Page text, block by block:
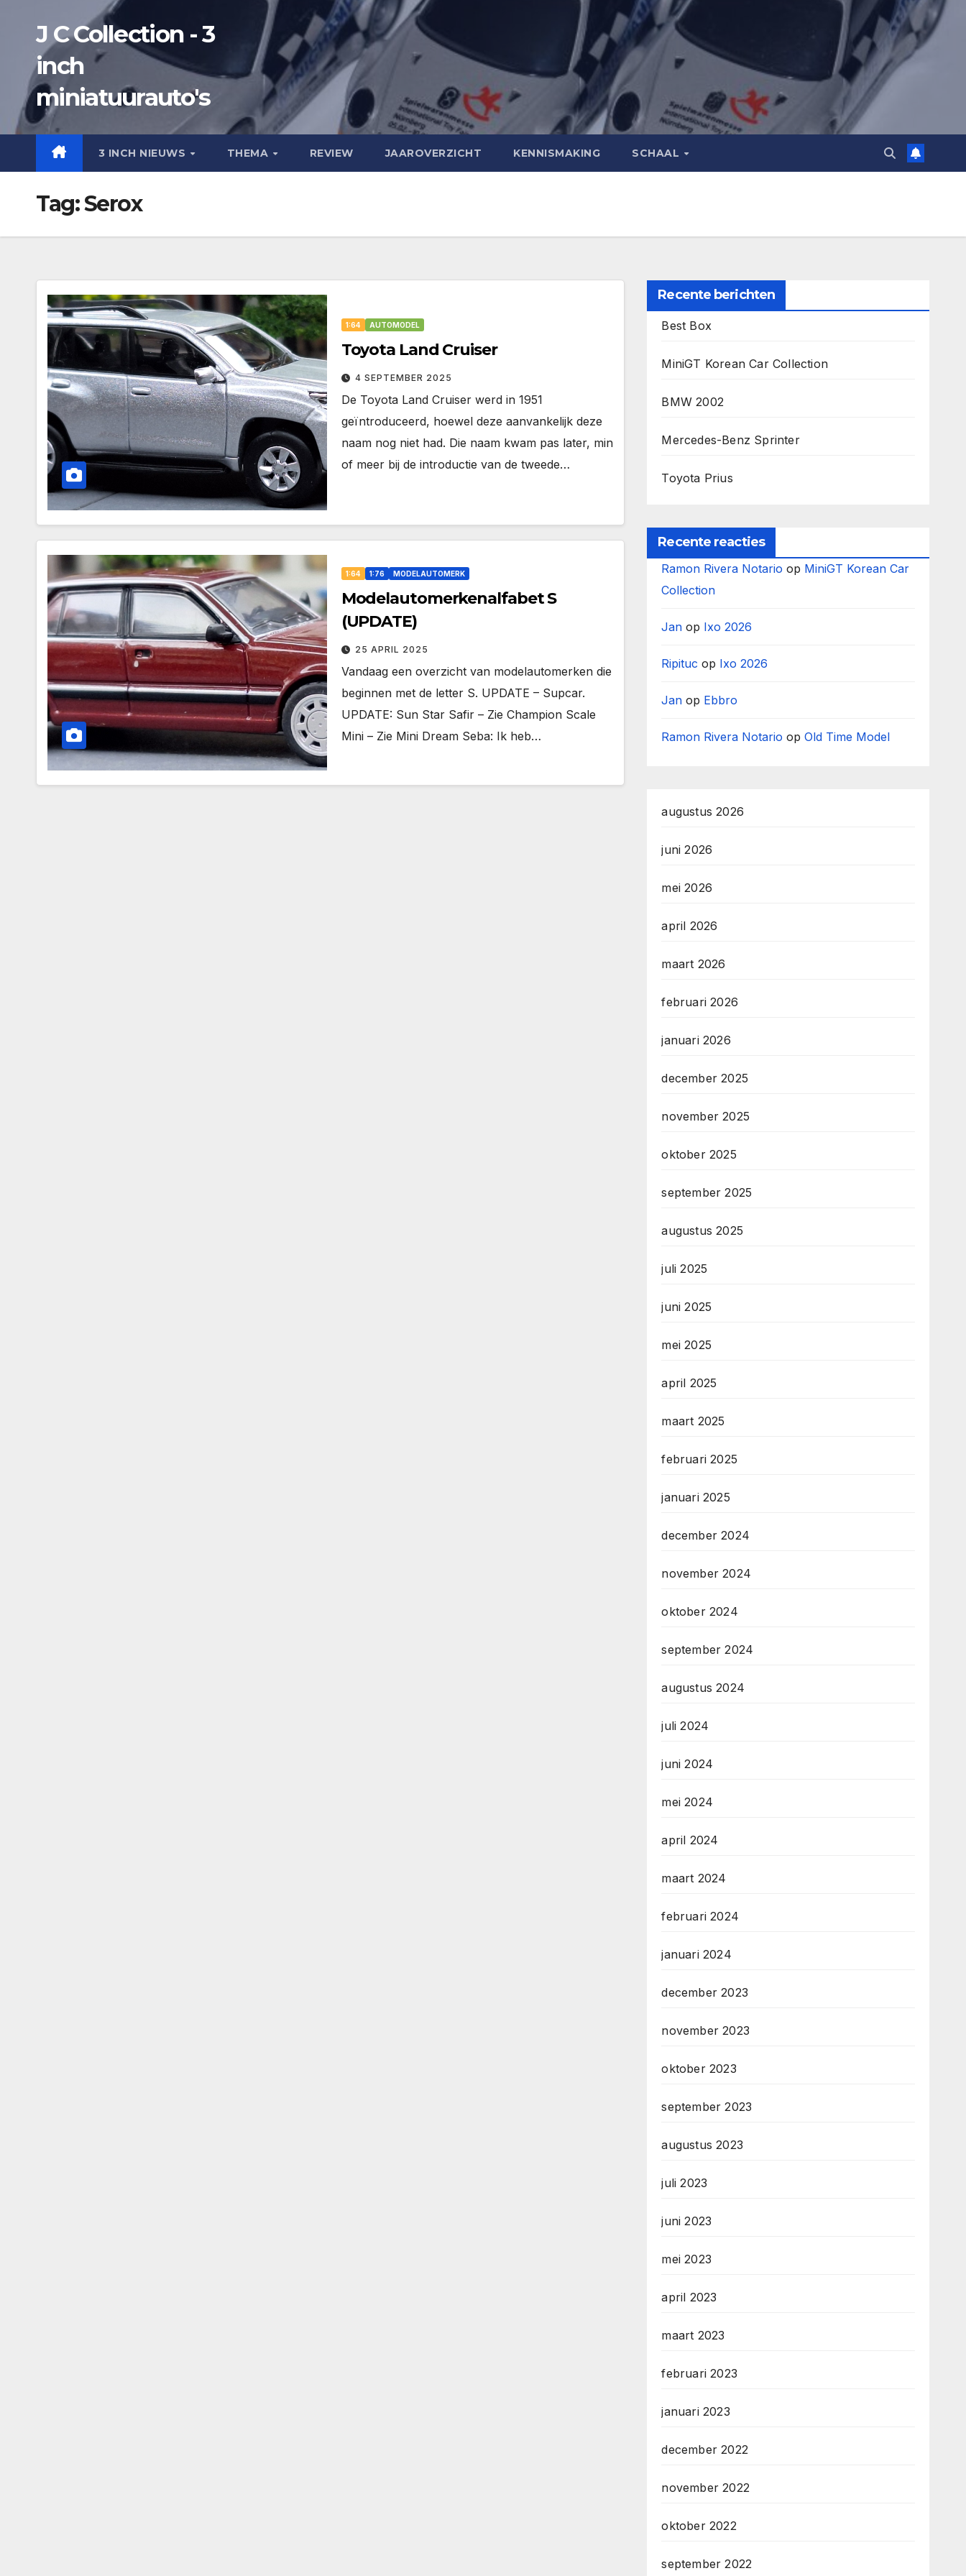
inhoud
J C Collection - 3
inch
miniatuurauto's
3 INCH NIEUWS THEMA REVIEW JAAROVERZICHT KENNISMAKING SCHAAL
Tag:Serox
1:64 AUTOMODEL
Toyota Land Cruiser
4 SEPTEMBER 2025
De Toyota Land Cruiser werd in 1951
geïntroduceerd, hoewel deze aanvankelijk deze
naam nog niet had. Die naam kwam pas later, min
of meer bij de introductie van de tweede…
1:64 1:76 MODELAUTOMERK
Modelautomerkenalfabet S
(UPDATE)
25 APRIL 2025
Vandaag een overzicht van modelautomerken die
beginnen met de letter S. UPDATE – Supcar.
UPDATE: Sun Star Safir – Zie Champion Scale
Mini – Zie Mini Dream Seba: Ik heb…
Recente berichten
Best Box
MiniGT Korean Car Collection
BMW 2002
Mercedes-Benz Sprinter
Toyota Prius
Recente reacties
Ramon Rivera Notario op MiniGT Korean Car
Collection
Jan op Ixo 2026
Ripituc op Ixo 2026
Jan op Ebbro
Ramon Rivera Notario opOld Time Model
augustus 2026
juni 2026
mei 2026
april 2026
maart 2026
februari 2026
januari 2026
december 2025
november 2025
oktober 2025
september 2025
augustus 2025
juli 2025
juni 2025
mei 2025
april 2025
maart 2025
februari 2025
januari 2025
december 2024
november 2024
oktober 2024
september 2024
augustus 2024
juli 2024
juni 2024
mei 2024
april 2024
maart 2024
februari 2024
januari 2024
december 2023
november 2023
oktober 2023
september 2023
augustus 2023
juli 2023
juni 2023
mei 2023
april 2023
maart 2023
februari 2023
januari 2023
december 2022
november 2022
oktober 2022
september 2022